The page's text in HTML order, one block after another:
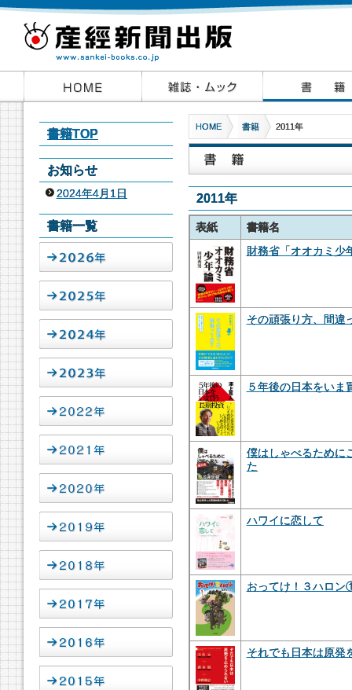
書籍TOP
お知らせ
2024年4月1日
書籍一覧
HOME 書籍 2011年
2011年
表紙
書籍名
財務省「オオカミ少
その頑張り方、間違
５年後の日本をいま
僕はしゃべるために
た
ハワイに恋して
おってけ！３ハロン
それでも日本は原発